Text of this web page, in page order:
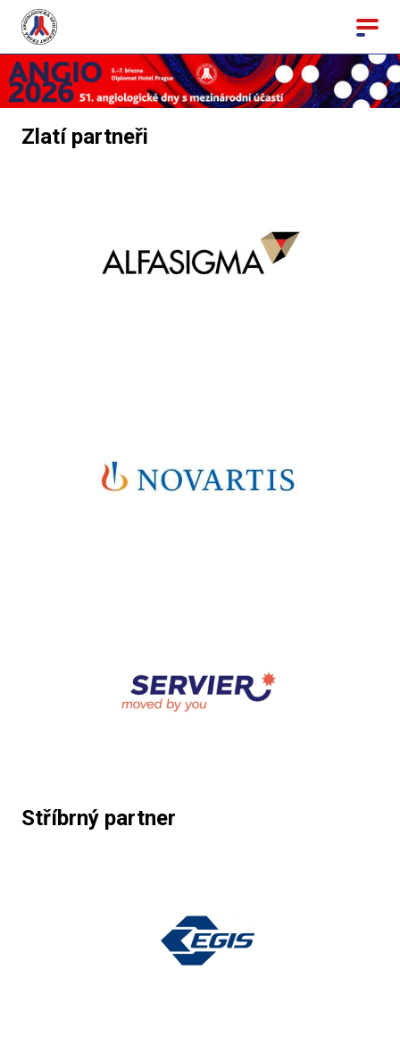
Zlatí partneři
Stříbrný partner